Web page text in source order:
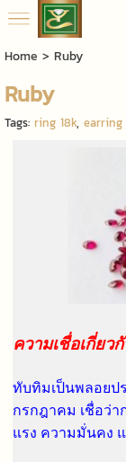
Home > Ruby
Ruby
Tags: ring 18k, earring
ความเชื่อเกี่ยว
ทับทิมเป็นพลอยป
กรกฎาคม เชื่อว่
แรง ความมั่นคง